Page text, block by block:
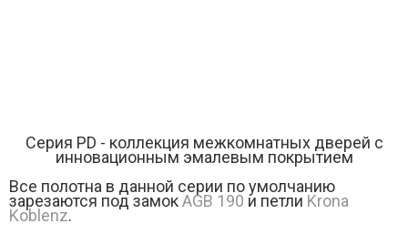
Серия РD - коллекция межкомнатных дверей с
инновационным эмалевым покрытием
Все полотна в данной серии по умолчанию
зарезаются под замокAGB 190 и петли Krona
Koblenz.